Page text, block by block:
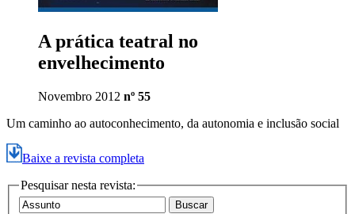
A prática teatral no
envelhecimento
Novembro 2012 nº 55
Um caminho ao autoconhecimento, da autonomia e inclusão social
Baixe a revista completa
Pesquisar nesta revista: